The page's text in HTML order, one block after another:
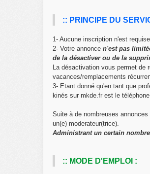
:: PRINCIPE DU
1- Aucune inscription n'est
2- Votre annonce n'est pas
de la désactiver ou de la
La désactivation vous permet de
vacances/remplacements
3- Etant donné qu'en tant que
kinés sur mkde.fr est le
Suite à de nombreuses
un(e) moderateur(trice).
Administrant un certain
:: MODE D'EMPLOI :